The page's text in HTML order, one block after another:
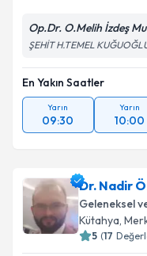
Op.Dr. O.Melih İzdeş
ŞEHİT H.TEMEL
En Yakın Saatler
Yarın
09:30
Yarın
10:00
Dr. Nadir
Geleneksel
Kütahya,
5 (17